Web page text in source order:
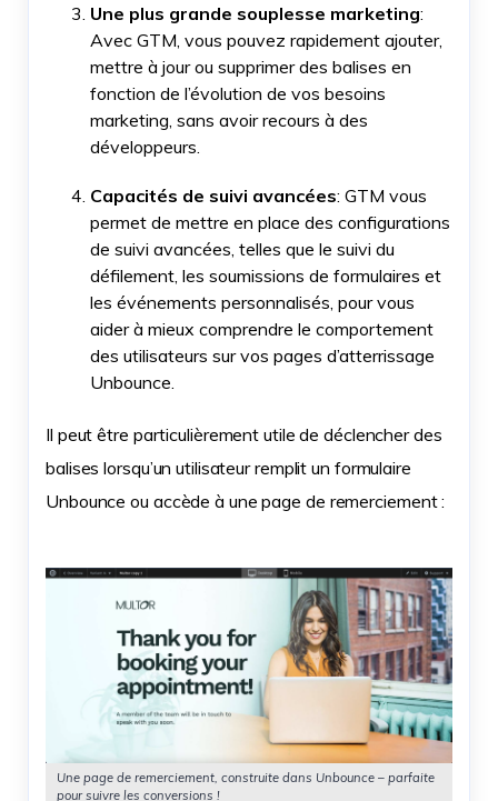
Une plus grande souplesse marketing:
Avec GTM, vous pouvez rapidement ajouter,
mettre à jour ou supprimer des balises en
fonction de l’évolution de vos besoins
marketing, sans avoir recours à des
développeurs.
Capacités de suivi avancées: GTM vous
permet de mettre en place des configurations
de suivi avancées, telles que le suivi du
défilement, les soumissions de formulaires et
les événements personnalisés, pour vous
aider à mieux comprendre le comportement
des utilisateurs sur vos pages d’atterrissage
Unbounce.
Il peut être particulièrement utile de déclencher des
balises lorsqu’un utilisateur remplit un formulaire
Unbounce ou accède à une page de remerciement :
Une page de remerciement, construite dans Unbounce – parfaite
pour suivre les conversions !